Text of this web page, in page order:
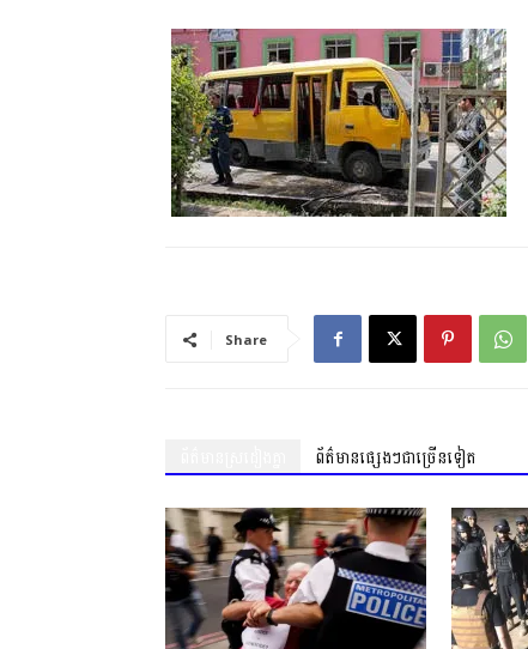
Share
ព័ត៌មានផ្សេងៗជាច្រើនទៀត